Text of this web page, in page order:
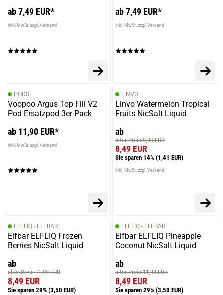
ab 7,49 EUR*
inkl. MwSt. zzgl. Versand
ab 7,49 EUR*
inkl. MwSt. zzgl. Versand
PODS
Voopoo Argus Top Fill V2
Pod Ersatzpod 3er Pack
ab 11,90 EUR*
inkl. MwSt. zzgl. Versand
LINVO
Linvo Watermelon Tropical
Fruits NicSalt Liquid
ab
alter Preis 9,90 EUR
8,49 EUR
Sie sparen 14% (1,41 EUR)
inkl. MwSt. zzgl. Versand
ELFLIQ - ELFBAR
Elfbar ELFLIQ Frozen
Berries NicSalt Liquid
ab
alter Preis 11,99 EUR
8,49 EUR
Sie sparen 29% (3,50 EUR)
ELFLIQ - ELFBAR
Elfbar ELFLIQ Pineapple
Coconut NicSalt Liquid
ab
alter Preis 11,99 EUR
8,49 EUR
Sie sparen 29% (3,50 EUR)